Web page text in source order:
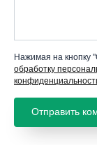
Нажимая на кнопку
обработку